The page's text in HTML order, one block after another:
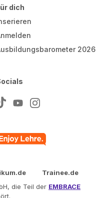
dich
2026
Trainee.de
die Teil der EMBRACE